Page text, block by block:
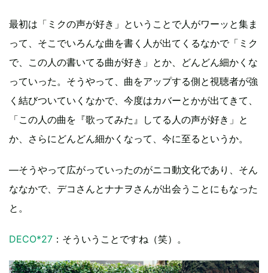
最初は「ミクの声が好き」ということで人がワーッと集ま
って、そこでいろんな曲を書く人が出てくるなかで「ミク
で、この人の書いてる曲が好き」とか、どんどん細かくな
っていった。そうやって、曲をアップする側と視聴者が強
く結びついていくなかで、今度はカバーとかが出てきて、
「この人の曲を『歌ってみた』してる人の声が好き」と
か、さらにどんどん細かくなって、今に至るというか。
―そうやって広がっていったのがニコ動文化であり、そん
ななかで、デコさんとナナヲさんが出会うことにもなった
と。
DECO*27 ：そういうことですね（笑）。